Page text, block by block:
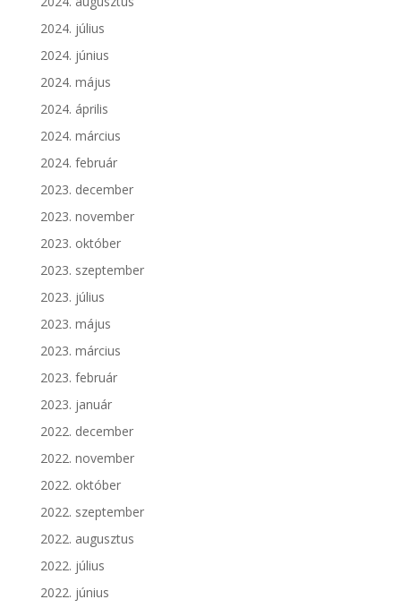
2024. július
2024. június
2024. május
2024. április
2024. március
2024. február
2023. december
2023. november
2023. október
2023. szeptember
2023. július
2023. május
2023. március
2023. február
2023. január
2022. december
2022. november
2022. október
2022. szeptember
2022. augusztus
2022. július
2022. június